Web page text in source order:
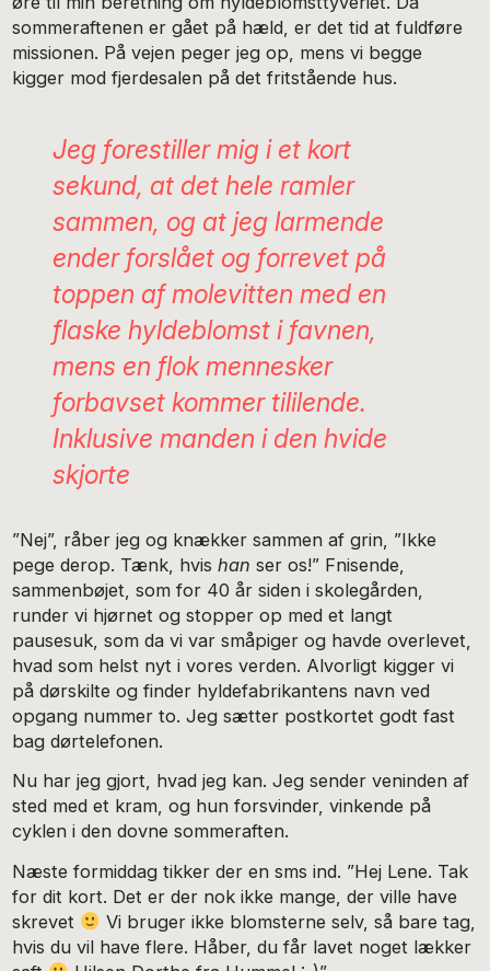
sommeraftenen er gået på hæld, er det tid at fuldføre
missionen. På vejen peger jeg op, mens vi begge
kigger mod fjerdesalen på det fritstående hus.
Jeg forestiller mig i et kort
sekund, at det hele ramler
sammen, og at jeg larmende
ender forslået og forrevet på
toppen af molevitten med en
flaske hyldeblomst i favnen,
mens en flok mennesker
forbavset kommer tililende.
Inklusive manden i den hvide
skjorte
”Nej”, råber jeg og knækker sammen af grin, ”Ikke
pege derop. Tænk, hvishanser os!” Fnisende,
sammenbøjet, som for 40 år siden i skolegården,
runder vi hjørnet og stopper op med et langt
pausesuk, som da vi var småpiger og havde overlevet,
hvad som helst nyt i vores verden. Alvorligt kigger vi
på dørskilte og finder hyldefabrikantens navn ved
opgang nummer to. Jeg sætter postkortet godt fast
bag dørtelefonen.
Nu har jeg gjort, hvad jeg kan. Jeg sender veninden af
sted med et kram, og hun forsvinder, vinkende på
cyklen i den dovne sommeraften.
Næste formiddag tikker der en sms ind. ”Hej Lene. Tak
for dit kort. Det er der nok ikke mange, der ville have
skrevet
Vi bruger ikke blomsterne selv, så bare tag,
hvis du vil have flere. Håber, du får lavet noget lækker